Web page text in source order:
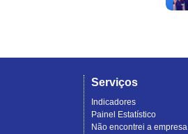
Serviços
Indicadores
Painel Estatístico
Não encontrei a empresa